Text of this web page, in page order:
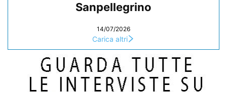
Sanpellegrino
14/07/2026
Carica altri